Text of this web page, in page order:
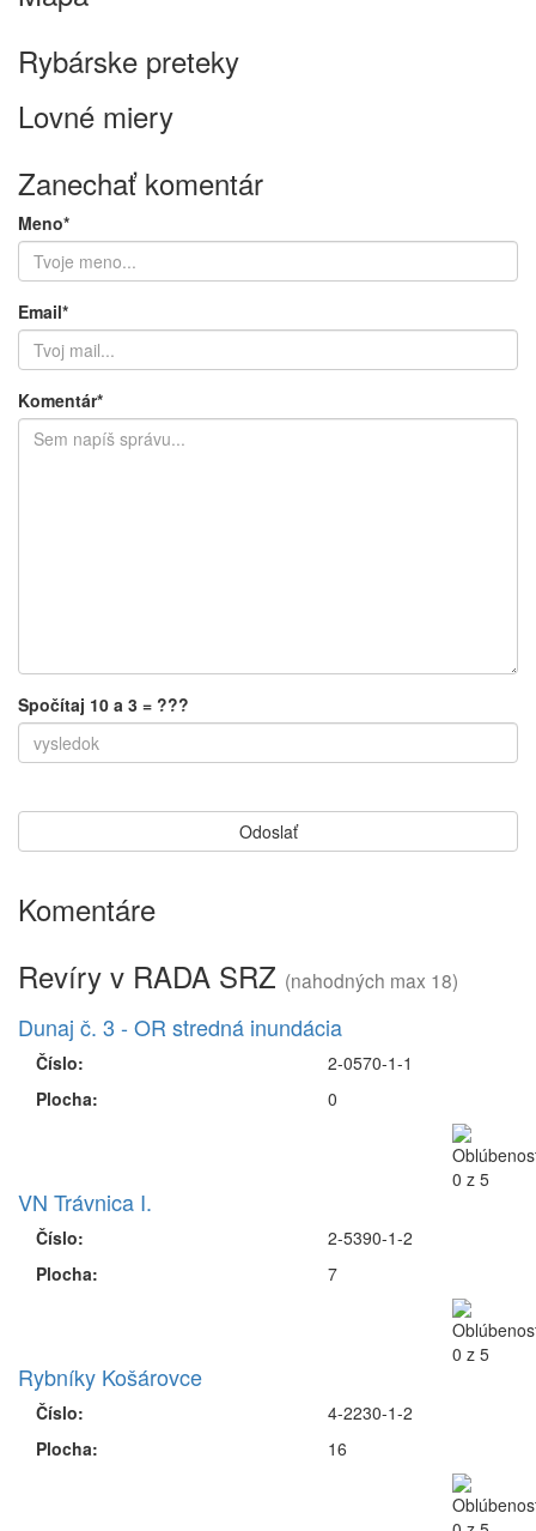
Rybárske preteky
Lovné miery
Zanechať komentár
Meno*
Email*
Komentár*
Spočítaj 10 a 3 = ???
Komentáre
Revíry v RADA SRZ (nahodných max 18)
Dunaj č. 3 - OR stredná inundácia
Číslo:
Plocha:
2-0570-1-1
0
VN Trávnica I.
Číslo:
Plocha:
2-5390-1-2
7
Rybníky Košárovce
Číslo:
Plocha:
4-2230-1-2
16